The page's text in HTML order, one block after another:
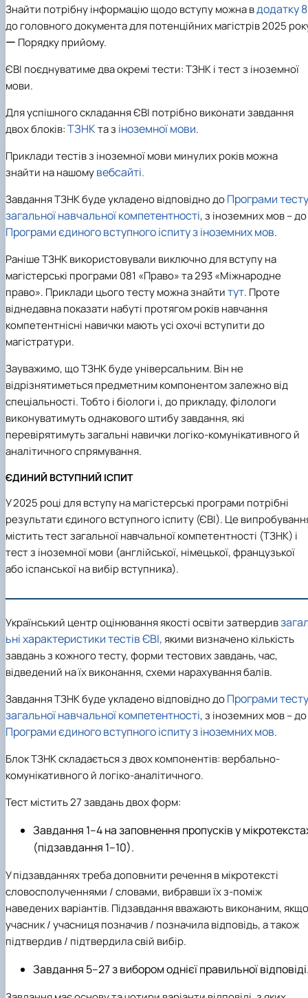
Знайти потрібну інформацію щодо вступу можна вдодатку 8
до головного документа для потенційних магістрів 2025
ー Порядку прийому.
ЄВІ поєднуватиме два окремі тести: ТЗНК і тест з іноземної
мови.
Для успішного складання ЄВІ потрібно виконати завдання
двох блоків:ТЗНКта з іноземної мови.
Приклади тестів з іноземної мови минулих років можна
знайти на нашомувебсайті.
Завдання ТЗНКбуде укладено відповідно доПрограми тесту
загальної навчальної компетентності, з іноземних мов– до
Програми єдиного вступного іспиту з іноземних мов.
Раніше ТЗНК використовували виключно для вступу на
магістерські програми 081 «Право» та 293 «Міжнародне
право». Приклади цього тесту можна знайтитут. Проте
віднедавна показати набуті протягом років навчання
компетентнісні навички мають усі охочі вступити до
магістратури.
Зауважимо, що ТЗНК буде універсальним. Він не
відрізнятиметься предметним компонентом залежно від
спеціальності. Тобто і біологи і, до прикладу, філологи
виконуватимуть однакового штибу завдання, які
перевірятимуть загальні навички логіко-комунікативного й
аналітичного спрямування.
ЄДИНИЙ ВСТУПНИЙ ІСПИТ
У 2025 році для вступу на магістерські програми потрібні
результатиєдиного вступного іспиту (ЄВІ). Це
міститьтест загальної навчальної компетентності (ТЗНК) і
тест з іноземної мови (англійської, німецької, французької
або іспанської на вибір вступника).
Український центр оцінювання якості освіти затвердив
ьні характеристики тестів ЄВІ,якими визначено кількість
завдань з кожного тесту, форми тестових завдань, час,
відведений на їх виконання, схеми нарахування балів.
Завдання ТЗНКбуде укладено відповідно доПрограми тесту
загальної навчальної компетентності,з іноземних мов– до
Програми єдиного вступного іспиту з іноземних мов.
Блок ТЗНК складається з двох компонентів: вербально-
комунікативногойлогіко-аналітичного.
Тест містить 27 завдань двох форм:
Завдання 1–4 на заповнення пропусків у
(підзавдання 1–10).
У підзавданнях треба доповнити речення в мікротексті
словосполученнями / словами, вибравши їх з-поміж
наведених варіантів. Підзавдання вважають виконаним, якщо
учасник / учасниця позначив / позначила відповідь, а також
підтвердив / підтвердила свій вибір.
Завдання 5–27 з вибором однієї правильної